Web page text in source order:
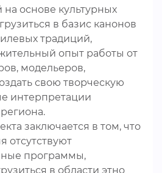
основе культурных
в базис канонов
традиций,
опыт работы от
модельеров,
свою творческую
интерпретации
заключается в том, что
отсутствуют
программы,
в области этно